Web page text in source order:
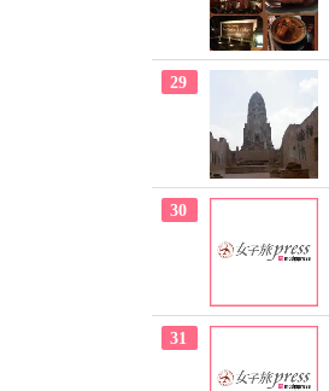
29
30
31